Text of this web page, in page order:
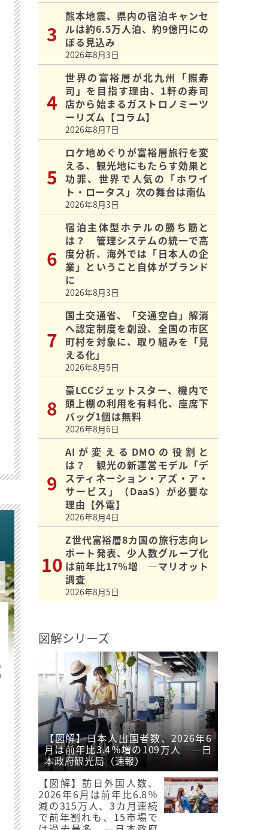
熊本地震、県内の宿泊キャンセ
ルは約6.5万人泊、約9億円にの
ぼる見込み
2026年8月3日
世界の富裕層が北九州「照寿
司」を目指す理由、1軒の寿司
店から始まるガストロノミーツ
ーリズム【コラム】
2026年8月7日
ロケ地めぐりが富裕層旅行を変
える、観光地にもたらす効果と
功罪、世界で人気の「ホワイ
ト・ロータス」次の舞台は南仏
2026年8月3日
宿泊主体型ホテルの勝ち筋と
は？ 管理システムの統一で高
度分析、海外では「日本人の企
業」ということ自体がブランド
に
2026年8月3日
国土交通省、「交通空白」解消
へ認定制度を創設、全国の市区
町村を対象に、取り組みを「見
える化」
2026年8月5日
豪LCCジェットスター、機内で
頭上棚の利用を有料化、座席下
バッグ1個は無料
2026年8月6日
AIが変えるDMOの役割と
は？ 観光の新運営モデル「デ
スティネーション・アズ・ア・
サービス」（DaaS）が必要な
理由【外電】
2026年8月4日
Z世代富裕層8カ国の旅行志向レ
ポート発表、少人数グループ化
は前年比17％増 ―マリオット
調査
2026年8月5日
図解シリーズ
【図解】日本人出国者数、2026年6
月は前年比3.4％増の109万人 ―日
本政府観光局（速報）
【図解】訪日外国人数、
2026年6月は前年比6.8％
減の315万人、3カ月連続
で前年割れも、15市場で